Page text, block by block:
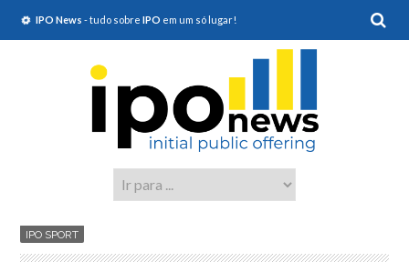
IPO News - tudo sobre IPO em um só lugar!
IPO SPORT